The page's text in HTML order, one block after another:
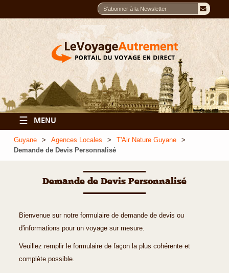
☰ MENU
Guyane Agences Locales
T'Air Nature Guyane
Demande de Devis Personnalisé
Demande de Devis Personnalisé
Bienvenue sur notre formulaire de demande de devis ou
d'informations pour un voyage sur mesure.
Veuillez remplir le formulaire de façon la plus cohérente et
complète possible.